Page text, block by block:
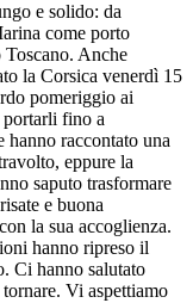
e solido: da
come porto
Anche
la Corsica venerdì 15
pomeriggio ai
fino a
raccontato una
eppure la
saputo trasformare
e buona
la sua accoglienza.
hanno ripreso il
Ci hanno salutato
Vi aspettiamo